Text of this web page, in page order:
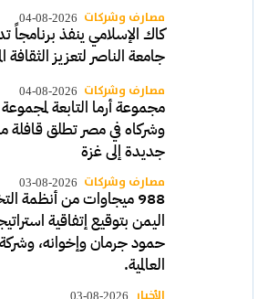
مصارف وشركات 04-08-2026
كاك الإسلامي ينفذ برنامجاً
جامعة الناصر لتعزيز الثقافة
مصارف وشركات 04-08-2026
مجموعة أرما التابعة
وشركاه في مصر تطلق قافلة
جديدة إلى غزة
مصارف وشركات 03-08-2026
988 ميجاوات من أنظمة
اليمن بتوقيع إتفاقية
العالمية.
03-08-2026